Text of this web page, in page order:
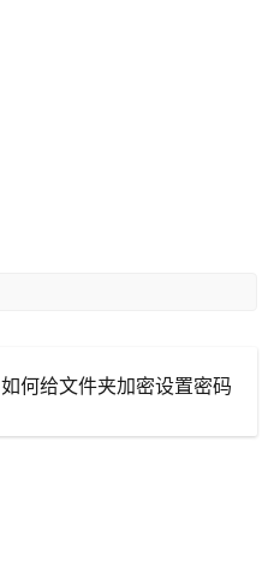
如何给文件夹加密设置密码